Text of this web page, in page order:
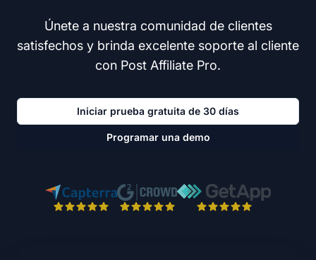
Únete a nuestra comunidad de clientes
satisfechos y brinda excelente soporte al cliente
con Post Affiliate Pro.
Iniciar prueba gratuita de 30 días
Programar una demo